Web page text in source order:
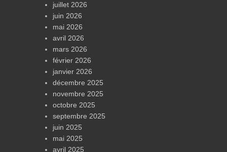
juillet 2026
juin 2026
mai 2026
avril 2026
mars 2026
février 2026
janvier 2026
décembre 2025
novembre 2025
octobre 2025
septembre 2025
juin 2025
mai 2025
avril 2025